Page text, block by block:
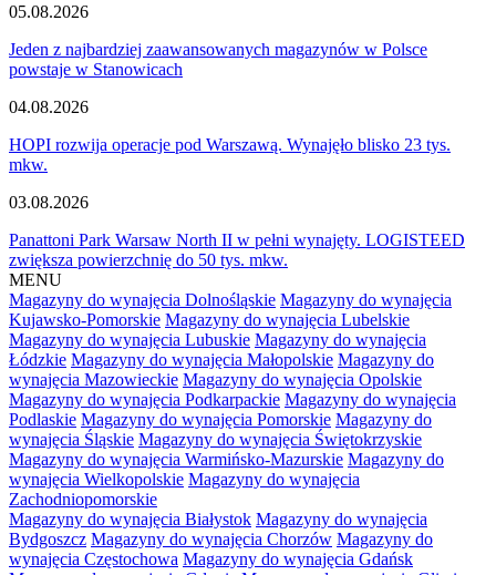
05.08.2026
Jeden z najbardziej zaawansowanych magazynów w Polsce
powstaje w Stanowicach
04.08.2026
HOPI rozwija operacje pod Warszawą. Wynajęło blisko 23 tys.
mkw.
03.08.2026
Panattoni Park Warsaw North II w pełni wynajęty. LOGISTEED
zwiększa powierzchnię do 50 tys. mkw.
MENU
Magazyny do wynajęcia Dolnośląskie Magazyny do wynajęcia
Kujawsko-Pomorskie Magazyny do wynajęcia Lubelskie
Magazyny do wynajęcia Lubuskie Magazyny do wynajęcia
Łódzkie Magazyny do wynajęcia Małopolskie Magazyny do
wynajęcia Mazowieckie Magazyny do wynajęcia Opolskie
Magazyny do wynajęcia Podkarpackie Magazyny do wynajęcia
Podlaskie Magazyny do wynajęcia Pomorskie Magazyny do
wynajęcia Śląskie Magazyny do wynajęcia Świętokrzyskie
Magazyny do wynajęcia Warmińsko-Mazurskie Magazyny do
wynajęcia Wielkopolskie Magazyny do wynajęcia
Zachodniopomorskie
Magazyny do wynajęcia Białystok Magazyny do wynajęcia
Bydgoszcz Magazyny do wynajęcia Chorzów Magazyny do
wynajęcia Częstochowa Magazyny do wynajęcia Gdańsk